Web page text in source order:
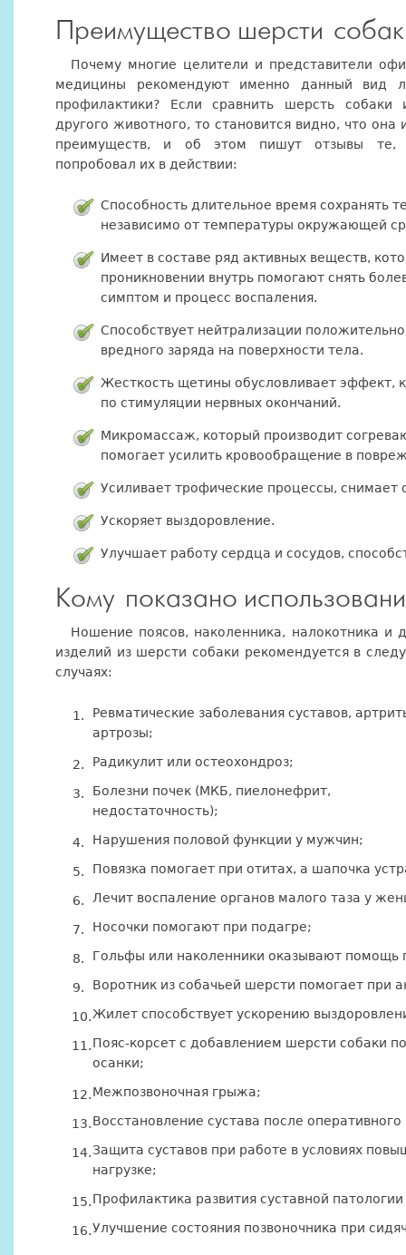
Преимущество шерсти собак
Почему многие целители и представители
медицины рекомендуют именно данный вид
профилактики? Если сравнить шерсть собаки
другого животного, то становится видно, что она
преимуществ, и об этом пишут отзывы те,
попробовал их в действии:
Способность длительное время сохранять
независимо от температуры окружающей
Имеет в составе ряд активных веществ,
проникновении внутрь помогают снять
симптом и процесс воспаления.
Способствует нейтрализации
вредного заряда на поверхности тела.
Жесткость щетины обусловливает эффект,
по стимуляции нервных окончаний.
Микромассаж, который производит
помогает усилить кровообращение в
Усиливает трофические процессы, снимает
Ускоряет выздоровление.
Улучшает работу сердца и сосудов,
Кому показано
Ношение поясов, наколенника, налокотника и
изделий из шерсти собаки рекомендуется в
случаях:
Ревматические заболевания суставов,
артрозы;
Радикулит или остеохондроз;
Болезни почек (МКБ, пиелонефрит,
недостаточность);
Нарушения половой функции у мужчин;
Повязка помогает при отитах, а шапочка
Лечит воспаление органов малого таза у
Носочки помогают при подагре;
Гольфы или наколенники оказывают помощь
Воротник из собачьей шерсти помогает при
Жилет способствует ускорению
Пояс-корсет с добавлением шерсти собаки
осанки;
Межпозвоночная грыжа;
Восстановление сустава после
Защита суставов при работе в условиях
нагрузке;
Профилактика развития суставной
Улучшение состояния позвоночника при